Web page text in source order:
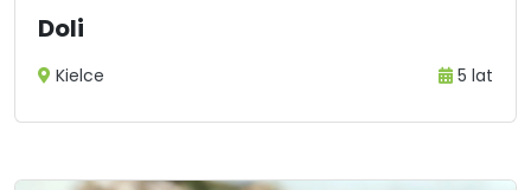
Doli
Kielce 5 lat